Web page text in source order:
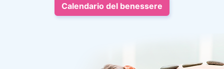
Calendario del benessere